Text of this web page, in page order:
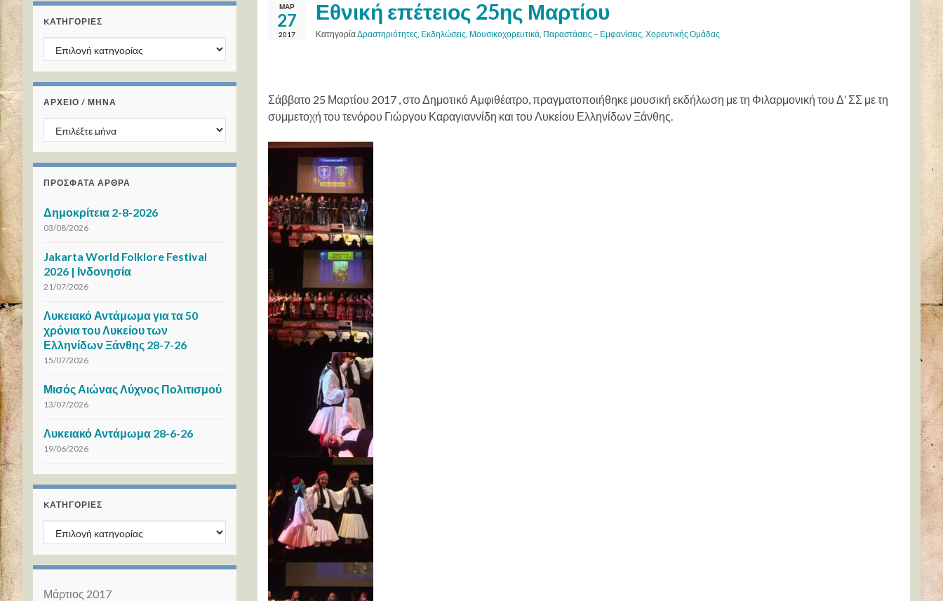
ΜΑΡ
27
2017
Εθνική επέτειος 25ης Μαρτίου
ΚατηγορίαΔραστηριότητες, Εκδηλώσεις, Μουσικοχορευτικά, Παραστάσεις – Εμφανίσεις, Χορευτικής Ομάδας
Σάββατο 25 Μαρτίου 2017 , στο Δημοτικό Αμφιθέατρο, πραγματοποιήθηκε μουσική εκδήλωση με τη Φιλαρμονική του Δ’ ΣΣ με τη
συμμετοχή του τενόρου Γιώργου Καραγιαννίδη και του Λυκείου Ελληνίδων Ξάνθης.
KΑΤΗΓΟΡΊΕΣ
Kατηγορίες
ΑΡΧΕΙΟ / ΜΗΝΑ
ΑΡΧΕΙΟ / ΜΗΝΑ
ΠΡΌΣΦΑΤΑ ΆΡΘΡΑ
Δημοκρίτεια 2-8-2026
03/08/2026
Jakarta World Folklore Festival
2026 | Ινδονησία
21/07/2026
Λυκειακό Αντάμωμα για τα 50
χρόνια του Λυκείου των
Ελληνίδων Ξάνθης 28-7-26
15/07/2026
Μισός Αιώνας Λύχνος Πολιτισμού
13/07/2026
Λυκειακό Αντάμωμα 28-6-26
19/06/2026
KΑΤΗΓΟΡΊΕΣ
Kατηγορίες
Μάρτιος 2017